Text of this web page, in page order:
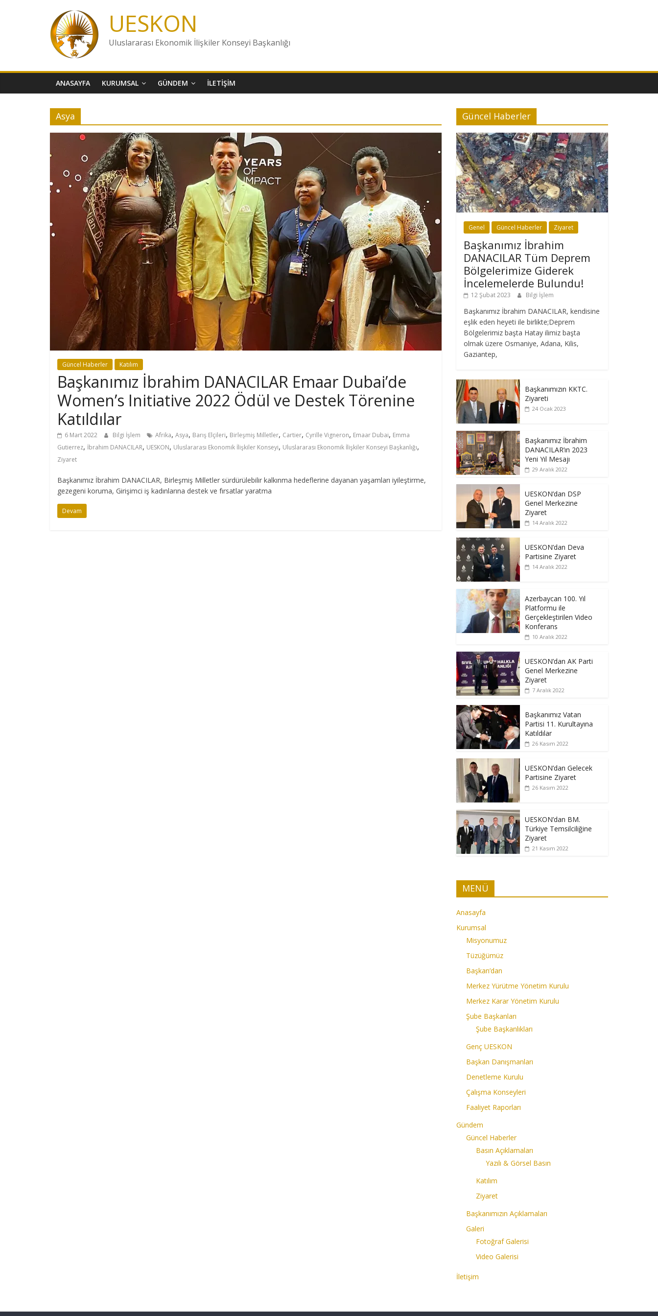
UESKON
Uluslararası Ekonomik İlişkiler Konseyi Başkanlığı
ANASAYFA KURUMSAL GÜNDEM İLETIŞIM
Asya
Güncel Haberler Katılım
Başkanımız İbrahim DANACILAR Emaar Dubai’de
Women’s Initiative 2022 Ödül ve Destek Törenine
Katıldılar
6 Mart 2022 Bilgi İşlem Afrika, Asya, Barış Elçileri, Birleşmiş Milletler, Cartier, Cyrille Vigneron, Emaar Dubai, Emma
Gutierrez, İbrahim DANACILAR, UESKON, Uluslararası Ekonomik İlişkiler Konseyi, Uluslararası Ekonomik İlişkiler Konseyi Başkanlığı,
Ziyaret
Başkanımız İbrahim DANACILAR, Birleşmiş Milletler sürdürülebilir kalkınma hedeflerine dayanan yaşamları iyileştirme,
gezegeni koruma, Girişimci iş kadınlarına destek ve fırsatlar yaratma
Devam
Güncel Haberler
Genel Güncel Haberler Ziyaret
Başkanımız İbrahim
DANACILAR Tüm Deprem
Bölgelerimize Giderek
İncelemelerde Bulundu!
12 Şubat 2023 Bilgi İşlem
Başkanımız İbrahim DANACILAR, kendisine
eşlik eden heyeti ile birlikte;Deprem
Bölgelerimiz başta Hatay ilimiz başta
olmak üzere Osmaniye, Adana, Kilis,
Gaziantep,
Başkanımızın KKTC.
Ziyareti
24 Ocak 2023
Başkanımız İbrahim
DANACILAR’ın 2023
Yeni Yıl Mesajı
29 Aralık 2022
UESKON’dan DSP
Genel Merkezine
Ziyaret
14 Aralık 2022
UESKON’dan Deva
Partisine Ziyaret
14 Aralık 2022
Azerbaycan 100. Yıl
Platformu ile
Gerçekleştirilen Video
Konferans
10 Aralık 2022
UESKON’dan AK Parti
Genel Merkezine
Ziyaret
7 Aralık 2022
Başkanımız Vatan
Partisi 11. Kurultayına
Katıldılar
26 Kasım 2022
UESKON’dan Gelecek
Partisine Ziyaret
26 Kasım 2022
UESKON’dan BM.
Türkiye Temsilciliğine
Ziyaret
21 Kasım 2022
MENÜ
Anasayfa
Kurumsal
Misyonumuz
Tüzüğümüz
Başkan’dan
Merkez Yürütme Yönetim Kurulu
Merkez Karar Yönetim Kurulu
Şube Başkanları
Şube Başkanlıkları
Genç UESKON
Başkan Danışmanları
Denetleme Kurulu
Çalışma Konseyleri
Faaliyet Raporları
Gündem
Güncel Haberler
Basın Açıklamaları
Yazılı & Görsel Basın
Katılım
Ziyaret
Başkanımızın Açıklamaları
Galeri
Fotoğraf Galerisi
Video Galerisi
İletişim